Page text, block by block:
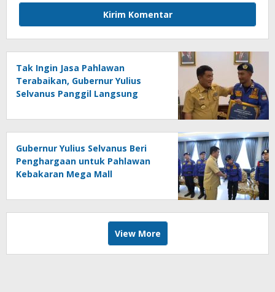
Tak Ingin Jasa Pahlawan
Terabaikan, Gubernur Yulius
Selvanus Panggil Langsung
Gubernur Yulius Selvanus Beri
Penghargaan untuk Pahlawan
Kebakaran Mega Mall
View More